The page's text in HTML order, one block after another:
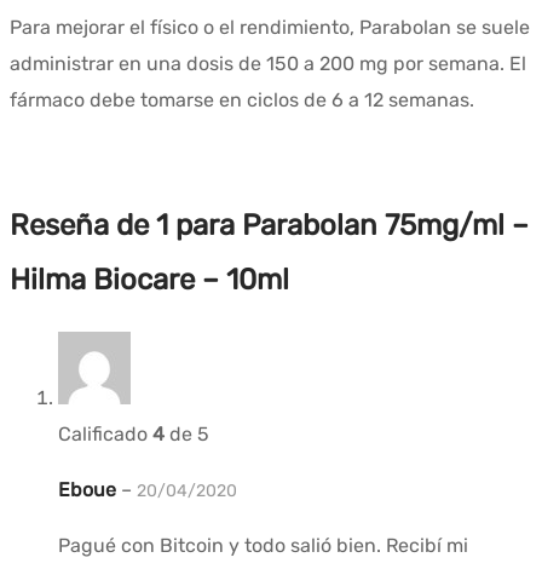
Para mejorar el físico o el rendimiento, Parabolan se suele
administrar en una dosis de 150 a 200 mg por semana. El
fármaco debe tomarse en ciclos de 6 a 12 semanas.
Reseña de 1 para Parabolan 75mg/ml –
Hilma Biocare – 10ml
Calificado 4 de 5
Eboue – 20/04/2020
Pagué con Bitcoin y todo salió bien. Recibí mi